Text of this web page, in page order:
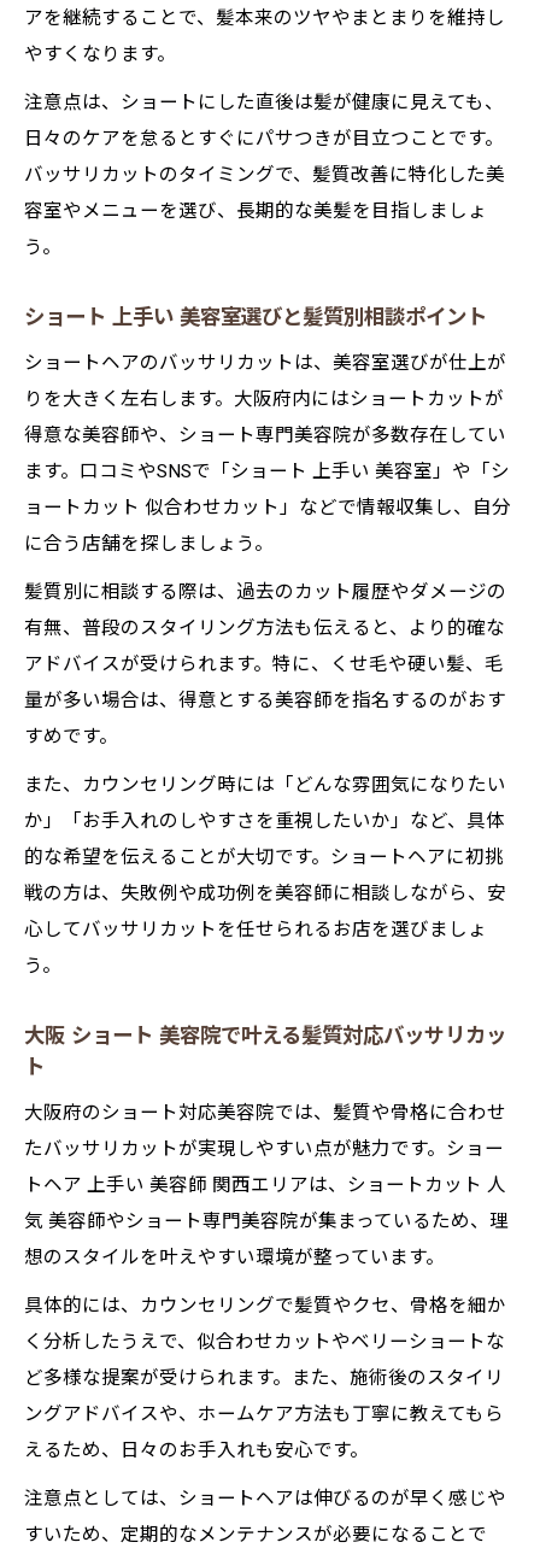
秘訣
ショートカット 上手い美容師が提案する似
合わせ術
口コミで選ぶショート専門美容院の魅力と
特徴
バッサリカットで叶える理想の自分像と新
身体験
アを継続することで、髪本来のツヤやまとまりを維持し
やすくなります。
注意点は、ショートにした直後は髪が健康に見えても、
日々のケアを怠るとすぐにパサつきが目立つことです。
バッサリカットのタイミングで、髪質改善に特化した美
容室やメニューを選び、長期的な美髪を目指しましょ
う。
ショート 上手い 美容室選びと髪質別相談ポイント
ショートヘアのバッサリカットは、美容室選びが仕上が
りを大きく左右します。大阪府内にはショートカットが
得意な美容師や、ショート専門美容院が多数存在してい
ます。口コミやSNSで「ショート 上手い 美容室」や「シ
ョートカット 似合わせカット」などで情報収集し、自分
に合う店舗を探しましょう。
髪質別に相談する際は、過去のカット履歴やダメージの
有無、普段のスタイリング方法も伝えると、より的確な
アドバイスが受けられます。特に、くせ毛や硬い髪、毛
量が多い場合は、得意とする美容師を指名するのがおす
すめです。
また、カウンセリング時には「どんな雰囲気になりたい
か」「お手入れのしやすさを重視したいか」など、具体
的な希望を伝えることが大切です。ショートヘアに初挑
戦の方は、失敗例や成功例を美容師に相談しながら、安
心してバッサリカットを任せられるお店を選びましょ
う。
大阪 ショート 美容院で叶える髪質対応バッサリカッ
ト
大阪府のショート対応美容院では、髪質や骨格に合わせ
たバッサリカットが実現しやすい点が魅力です。ショー
トヘア 上手い 美容師 関西エリアは、ショートカット 人
気 美容師やショート専門美容院が集まっているため、理
想のスタイルを叶えやすい環境が整っています。
具体的には、カウンセリングで髪質やクセ、骨格を細か
く分析したうえで、似合わせカットやベリーショートな
ど多様な提案が受けられます。また、施術後のスタイリ
ングアドバイスや、ホームケア方法も丁寧に教えてもら
えるため、日々のお手入れも安心です。
注意点としては、ショートヘアは伸びるのが早く感じや
すいため、定期的なメンテナンスが必要になることで